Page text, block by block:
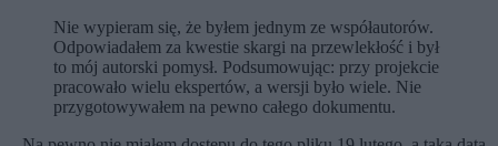
Nie wypieram się, że byłem jednym ze współautorów.
Odpowiadałem za kwestie skargi na przewlekłość i był
to mój autorski pomysł. Podsumowując: przy projekcie
pracowało wielu ekspertów, a wersji było wiele. Nie
przygotowywałem na pewno całego dokumentu.